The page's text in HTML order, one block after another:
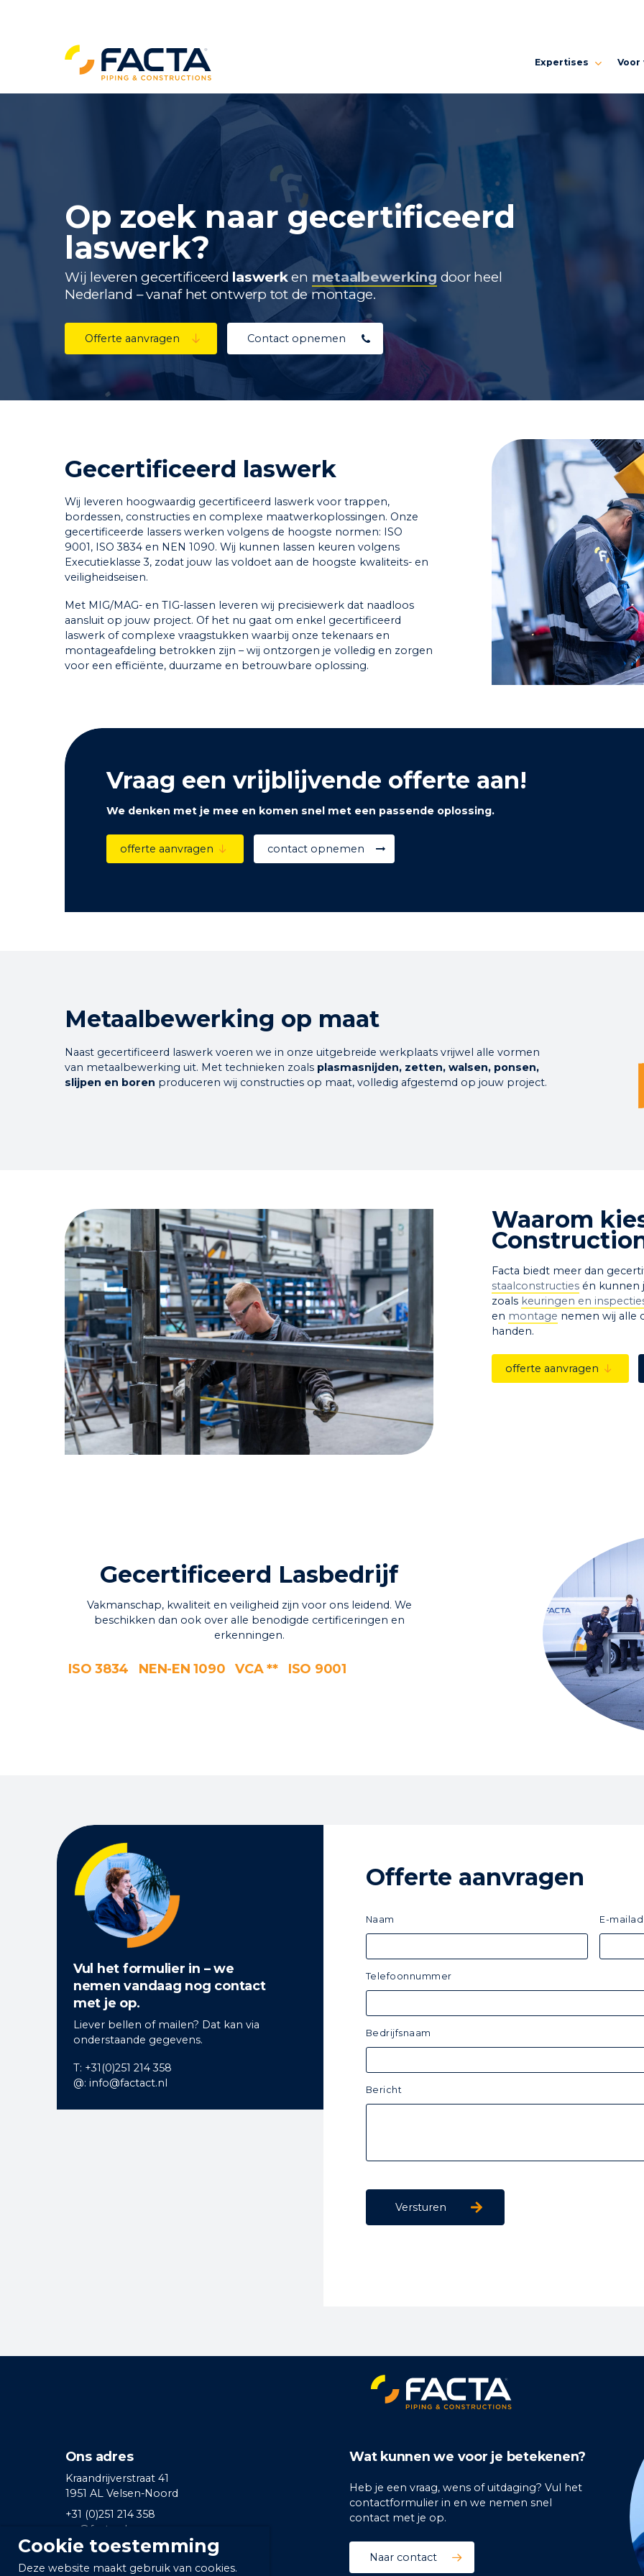
Druk op Enter om te zoeken of Esc om te sluiten
Expertises Voor
op zoek naar gecertificeerd
laswerk?
Wij leveren gecertificeerd laswerken metaalbewerking door heel
Nederland – vanaf het ontwerp tot de montage.
Offerte aanvragen Contact opnemen
Gecertificeerd laswerk
Wij leveren hoogwaardig gecertificeerd laswerk voor trappen,
bordessen, constructies en complexe maatwerkoplossingen. Onze
gecertificeerde lassers werken volgens de hoogste normen: ISO
9001, ISO 3834 en NEN 1090. Wij kunnen lassen keuren volgens
Executieklasse 3, zodat jouw las voldoet aan de hoogste kwaliteits- en
veiligheidseisen.
Met MIG/MAG- en TIG-lassen leveren wij precisiewerk dat naadloos
aansluit op jouw project. Of het nu gaat om enkel gecertificeerd
laswerk of complexe vraagstukken waarbij onze tekenaars en
montageafdeling betrokken zijn – wij ontzorgen je volledig en zorgen
voor een efficiënte, duurzame en betrouwbare oplossing.
Vraag een vrijblijvende offerte aan!
We denken met je mee en komen snel met een passende oplossing.
offerte aanvragen contact opnemen
Metaalbewerking op maat
Naast gecertificeerd laswerk voeren we in onze uitgebreide werkplaats vrijwel alle vormen
van metaalbewerking uit. Met technieken zoals plasmasnijden, zetten, walsen, ponsen,
slijpen en boren produceren wij constructies op maat, volledig afgestemd op jouw project.
Waarom
Facta biedt meer dan
staalconstructiesén kunnen
zoals keuringen en
en montage nemen wij alle
handen.
offerte aanvragen
Gecertificeerd Lasbedrijf
Vakmanschap, kwaliteit en veiligheid zijn voor ons leidend. We
beschikken dan ook over alle benodigde certificeringen en
erkenningen.
ISO 3834 NEN-EN 1090 VCA ** ISO 9001
Vul het formulier in – we
nemen vandaag nog contact
met je op.
Liever bellen of mailen? Dat kan via
onderstaande gegevens.
T: +31(0)251 214 358
@: info@factact.nl
Offerte aanvragen
Naam E-
Telefoonnummer
Bedrijfsnaam
Bericht
Ons adres
Kraandrijverstraat 41
1951 AL Velsen-Noord
+31 (0)251 214 358
pc@facta.nl
https://www.facebook.com/profile.php?
https://www.facebook.com/profile.php?
Wat kunnen we voor je betekenen?
Heb je een vraag, wens of uitdaging? Vul het
contactformulier in en we nemen snel
contact met je op.
Naar contact
Cookie toestemming
Deze website maakt gebruik van cookies.